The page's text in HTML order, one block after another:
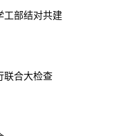
工部结对共建
联合大检查